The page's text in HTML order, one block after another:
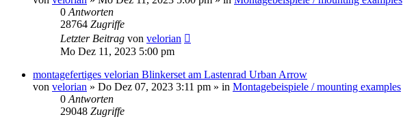
0Antworten
28764 Zugriffe
Letzter Beitrag von velorian
Mo Dez 11, 2023 5:00 pm
montagefertiges velorian Blinkerset am Lastenrad Urban Arrow
von velorian » Do Dez 07, 2023 3:11 pm » in Montagebeispiele / mounting examples
0Antworten
29048 Zugriffe